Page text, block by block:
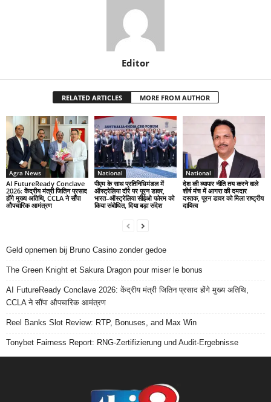
Editor
RELATED ARTICLES MORE FROM AUTHOR
Agra News
AI FutureReady Conclave
2026: केंद्रीय मंत्री जितिन प्रसाद
होंगे मुख्य अतिथि, CCLA ने सौंपा
औपचारिक आमंत्रण
National
पीएम के साथ प्रतिनिधिमंडल में
ऑस्ट्रेलिया दौरे पर पूरन डावर,
भारत–ऑस्ट्रेलिया सीईओ फोरम को
किया संबोधित, दिया बड़ा संदेश
National
देश की व्यापार नीति तय करने वाले
शीर्ष मंच में आगरा की दमदार
दस्तक, पूरन डावर को मिला राष्ट्रीय
दायित्व
Geld opnemen bij Bruno Casino zonder gedoe
The Green Knight et Sakura Dragon pour miser le bonus
AI FutureReady Conclave 2026: केंद्रीय मंत्री जितिन प्रसाद होंगे मुख्य अतिथि,
CCLA ने सौंपा औपचारिक आमंत्रण
Reel Banks Slot Review: RTP, Bonuses, and Max Win
Tonybet Fairness Report: RNG-Zertifizierung und Audit-Ergebnisse